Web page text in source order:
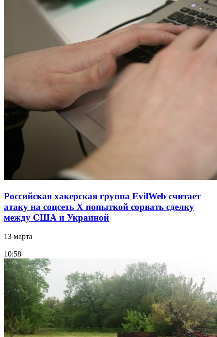
Российская хакерская группа EvilWeb считает
атаку на соцсеть Х попыткой сорвать сделку
между США и Украиной
13 марта
10:58